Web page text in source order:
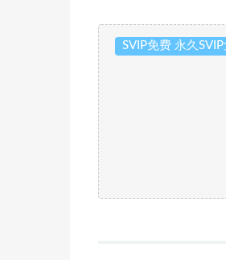
SVIP免费 永久